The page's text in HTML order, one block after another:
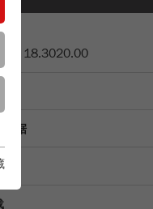
18.3020.00
数据